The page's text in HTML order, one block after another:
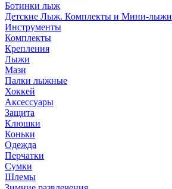
Ботинки лыж
Детские Лыж. Комплекты и Мини-лыжи
Инструменты
Комплекты
Крепления
Лыжи
Мази
Палки лыжные
Хоккей
Аксессуары
Защита
Клюшки
Коньки
Одежда
Перчатки
Сумки
Шлемы